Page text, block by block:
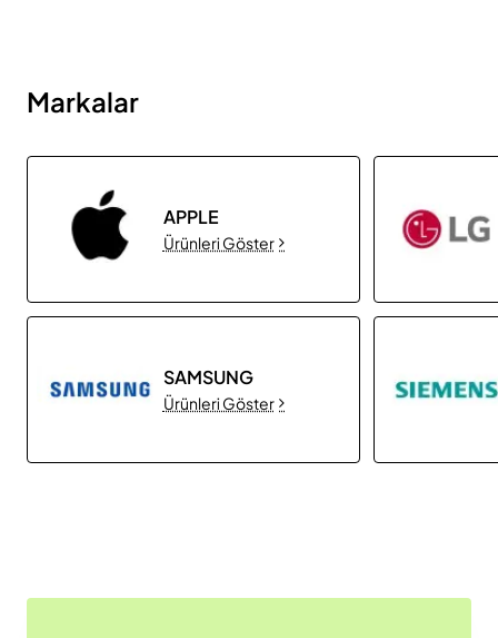
Markalar
APPLE
Ürünleri Göster
SAMSUNG
Ürünleri Göster